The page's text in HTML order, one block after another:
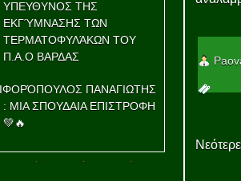
ΥΠΕΥΘΥΝΟΣ ΤΗΣ
ΕΚΓΎΜΝΑΣΗΣ ΤΩΝ
ΤΕΡΜΑΤΟΦΥΛΆΚΩΝ ΤΟΥ
Π.Α.Ο ΒΑΡΔΑΣ
ΠΑΝΑΓΙΩΤΗΣ
: ΜΙΑ ΣΠΟΥΔΑΙΑ ΕΠΙΣΤΡΟΦΗ
💚🔥